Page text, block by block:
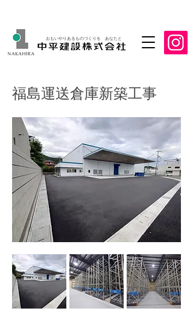
おもいやりあるものづくりを あなたと
福島運送倉庫新築工事